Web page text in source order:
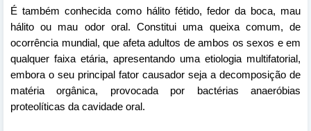
É também conhecida como hálito fétido, fedor da boca, mau
hálito ou mau odor oral. Constitui uma queixa comum, de
ocorrência mundial, que afeta adultos de ambos os sexos e em
qualquer faixa etária, apresentando uma etiologia multifatorial,
embora o seu principal fator causador seja a decomposição de
matéria orgânica, provocada por bactérias anaeróbias
proteolíticas da cavidade oral.